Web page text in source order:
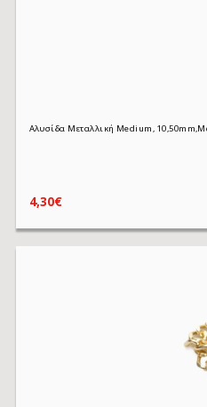
Αλυσίδα Μεταλλική Medium,
4,30€